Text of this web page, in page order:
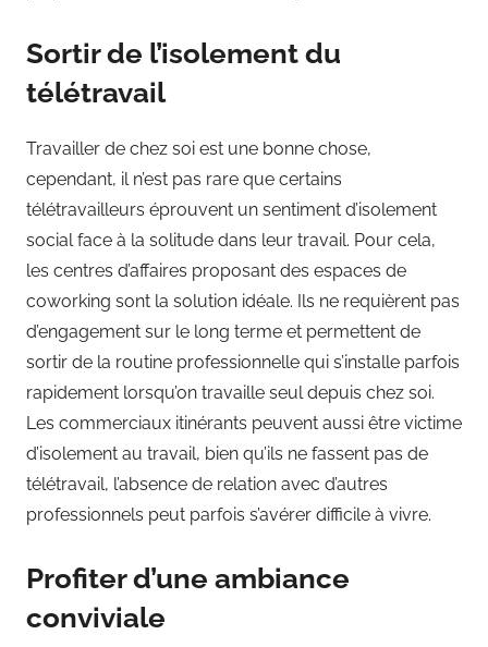
Sortir de l’isolement du
télétravail
Travailler de chez soi est une bonne chose,
cependant, il n’est pas rare que certains
télétravailleurs éprouvent un sentiment d’isolement
social face à la solitude dans leur travail. Pour cela,
les centres d’affaires proposant des espaces de
coworking sont la solution idéale. Ils ne requièrent pas
d’engagement sur le long terme et permettent de
sortir de la routine professionnelle qui s’installe parfois
rapidement lorsqu’on travaille seul depuis chez soi.
Les commerciaux itinérants peuvent aussi être victime
d’isolement au travail, bien qu’ils ne fassent pas de
télétravail, l’absence de relation avec d’autres
professionnels peut parfois s’avérer difficile à vivre.
Profiter d’une ambiance
conviviale